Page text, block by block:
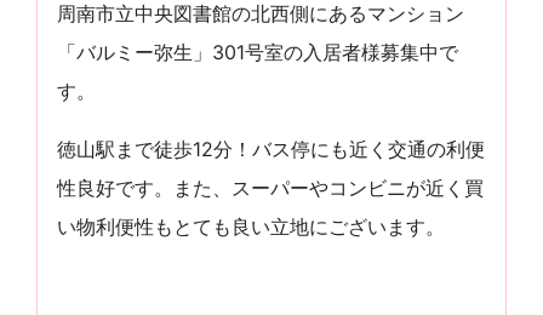
周南市立中央図書館の北西側にあるマンション
「バルミー弥生」301号室の入居者様募集中で
す。
徳山駅まで徒歩12分！バス停にも近く交通の利便
性良好です。また、スーパーやコンビニが近く買
い物利便性もとても良い立地にございます。